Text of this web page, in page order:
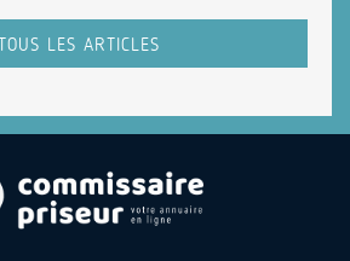
LES ARTICLES